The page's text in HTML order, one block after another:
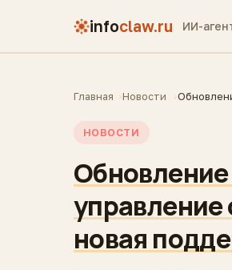
infoclaw.ru ИИ-
Главная Новости
НОВОСТИ
новая